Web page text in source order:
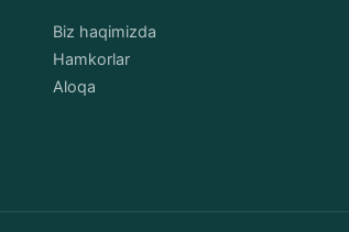
Biz haqimizda
Hamkorlar
Aloqa